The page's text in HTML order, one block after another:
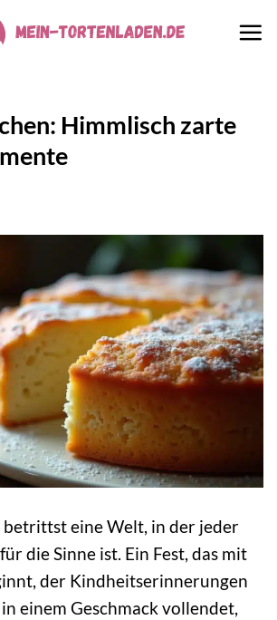
Himmlisch zarte
betrittst eine Welt, in der jeder
die Sinne ist. Ein Fest, das mit
der Kindheitserinnerungen
einem Geschmack vollendet,